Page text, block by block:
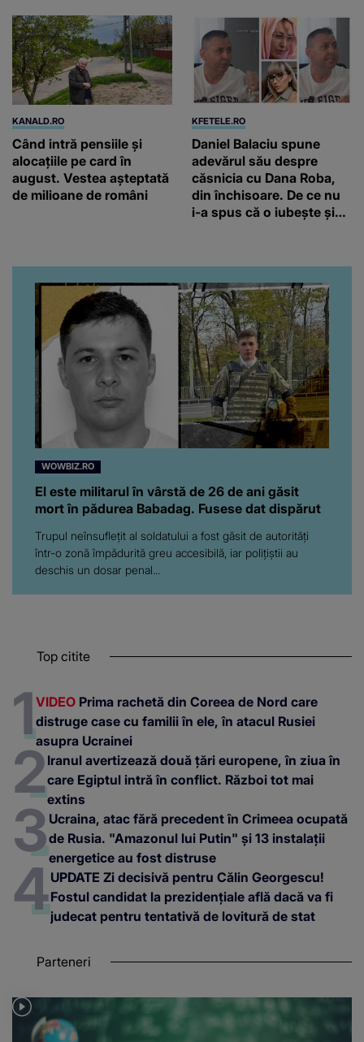
KANALD.RO
Când intră pensiile și
alocațiile pe card în
august. Vestea așteptată
de milioane de români
KFETELE.RO
Daniel Balaciu spune
adevărul său despre
căsnicia cu Dana Roba,
din închisoare. De ce nu
i-a spus că o iubește și
“Am suflet mare. Eu am
ajutat-o.”
WOWBIZ.RO
El este militarul în vârstă de 26 de ani găsit
mort în pădurea Babadag. Fusese dat dispărut
Trupul neînsuflețit al soldatului a fost găsit de autorități
într-o zonă împădurită greu accesibilă, iar polițiștii au
deschis un dosar penal...
Top citite
VIDEO Prima rachetă din Coreea de Nord care
distruge case cu familii în ele, în atacul Rusiei
asupra Ucrainei
Iranul avertizează două țări europene, în ziua în
care Egiptul intră în conflict. Război tot mai
extins
Ucraina, atac fără precedent în Crimeea ocupată
de Rusia. "Amazonul lui Putin" și 13 instalații
energetice au fost distruse
UPDATE Zi decisivă pentru Călin Georgescu!
Fostul candidat la prezidențiale află dacă va fi
judecat pentru tentativă de lovitură de stat
Parteneri